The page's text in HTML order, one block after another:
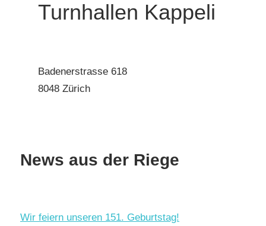
Turnhallen Kappeli
Badenerstrasse 618
8048 Zürich
News aus der Riege
Wir feiern unseren 151. Geburtstag!